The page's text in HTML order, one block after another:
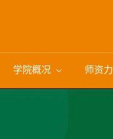
学院概况 师资